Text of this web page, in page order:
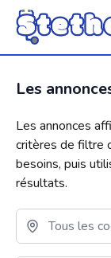
Les
Les annonces
critères de filtre
besoins, puis
résultats.